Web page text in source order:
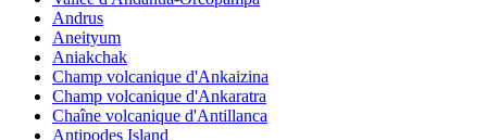
Andrus
Aneityum
Aniakchak
Champ volcanique d'Ankaizina
Champ volcanique d'Ankaratra
Chaîne volcanique d'Antillanca
Antipodes Island